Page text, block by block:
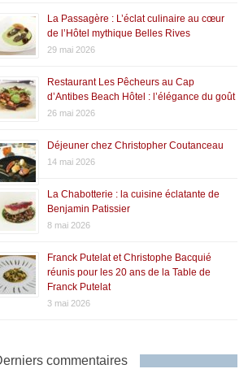
La Passagère : L’éclat culinaire au cœur
de l’Hôtel mythique Belles Rives
29 mai 2026
Restaurant Les Pêcheurs au Cap
d’Antibes Beach Hôtel : l’élégance du goût
26 mai 2026
Déjeuner chez Christopher Coutanceau
14 mai 2026
La Chabotterie : la cuisine éclatante de
Benjamin Patissier
8 mai 2026
Franck Putelat et Christophe Bacquié
réunis pour les 20 ans de la Table de
Franck Putelat
3 mai 2026
commentaires